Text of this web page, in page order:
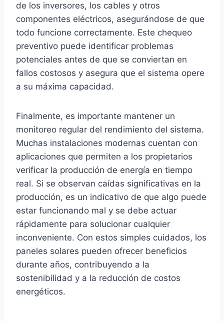
de los inversores, los cables y otros
componentes eléctricos, asegurándose de que
todo funcione correctamente. Este chequeo
preventivo puede identificar problemas
potenciales antes de que se conviertan en
fallos costosos y asegura que el sistema opere
a su máxima capacidad.
Finalmente, es importante mantener un
monitoreo regular del rendimiento del sistema.
Muchas instalaciones modernas cuentan con
aplicaciones que permiten a los propietarios
verificar la producción de energía en tiempo
real. Si se observan caídas significativas en la
producción, es un indicativo de que algo puede
estar funcionando mal y se debe actuar
rápidamente para solucionar cualquier
inconveniente. Con estos simples cuidados, los
paneles solares pueden ofrecer beneficios
durante años, contribuyendo a la
sostenibilidad y a la reducción de costos
energéticos.